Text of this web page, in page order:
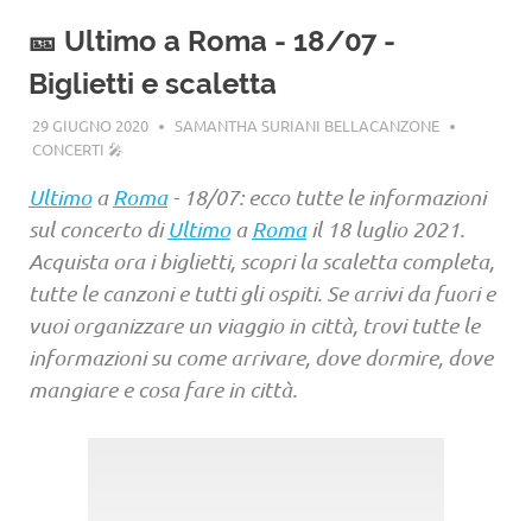
🎫 Ultimo a Roma - 18/07 -
Biglietti e scaletta
29 GIUGNO 2020
SAMANTHA SURIANI BELLACANZONE
CONCERTI 🎤
UltimoaRoma- 18/07: ecco tutte le informazioni
sul concerto diUltimoaRomail 18 luglio 2021.
Acquista ora i biglietti, scopri la scaletta completa,
tutte le canzoni e tutti gli ospiti. Se arrivi da fuori e
vuoi organizzare un viaggio in città, trovi tutte le
informazioni su come arrivare, dove dormire, dove
mangiare e cosa fare in città.